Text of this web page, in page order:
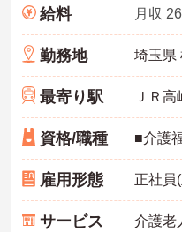
給料 月収
勤務地 埼玉県
最寄り駅
資格/職種
雇用形態 正社員
サービス 介護老